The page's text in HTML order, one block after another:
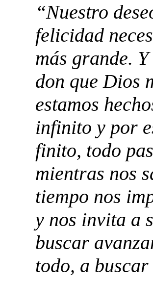
“Nuestro
felicidad
más grande.
don que Dios
estamos
infinito y por
finito, todo
mientras nos
tiempo nos
y nos invita a
buscar
todo, a